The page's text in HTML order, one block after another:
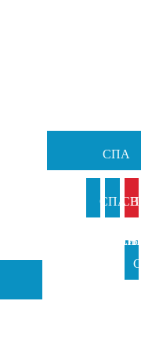
СПА
СПА В
ИТАЛИИ